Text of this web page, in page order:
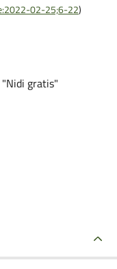
02-25;6-22)
"Nidi gratis"